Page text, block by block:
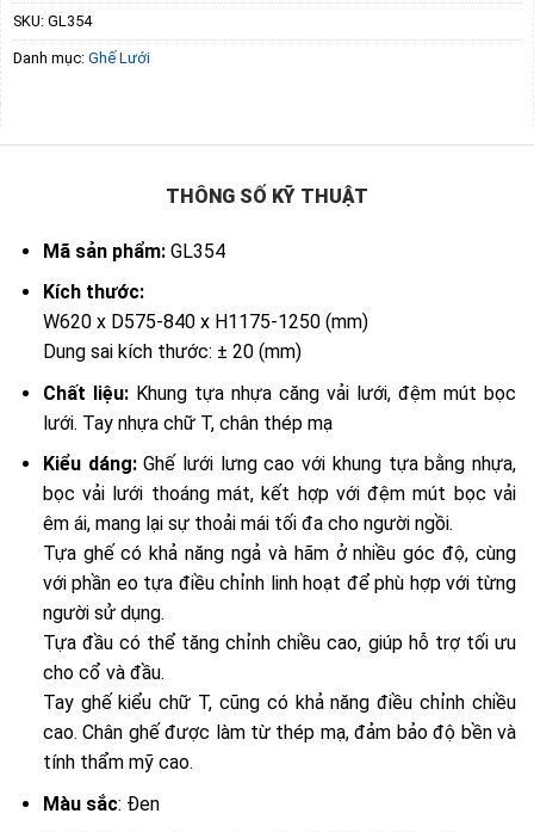
SKU: GL354
Danh mục: Ghế Lưới
THÔNG SỐ KỸ THUẬT
Mã sản phẩm: GL354
Kích thước:
W620 x D575-840 x H1175-1250 (mm)
Dung sai kích thước: ± 20 (mm)
Chất liệu: Khung tựa nhựa căng vải lưới, đệm mút bọc
lưới. Tay nhựa chữ T, chân thép mạ
Kiểu dáng:Ghế lưới lưng cao với khung tựa bằng nhựa,
bọc vải lưới thoáng mát, kết hợp với đệm mút bọc vải
êm ái, mang lại sự thoải mái tối đa cho người ngồi.
Tựa ghế có khả năng ngả và hãm ở nhiều góc độ, cùng
với phần eo tựa điều chỉnh linh hoạt để phù hợp với từng
người sử dụng.
Tựa đầu có thể tăng chỉnh chiều cao, giúp hỗ trợ tối ưu
cho cổ và đầu.
Tay ghế kiểu chữ T, cũng có khả năng điều chỉnh chiều
cao. Chân ghế được làm từ thép mạ, đảm bảo độ bền và
tính thẩm mỹ cao.
Màu sắc: Đen